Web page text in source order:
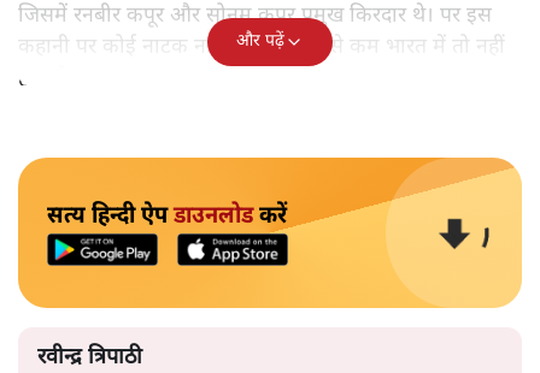
जिसमें रनबीर कपूर और सोनम कपूर प्रमुख किरदार थे। पर इस
कहानी पर कोई नाटक नहीं हुआ है। कम से कम भारत में तो नहीं
हुआ है।
और पढ़ें
सत्य हिन्दी ऐपडाउनलोडकरें
रवीन्द्र त्रिपाठी